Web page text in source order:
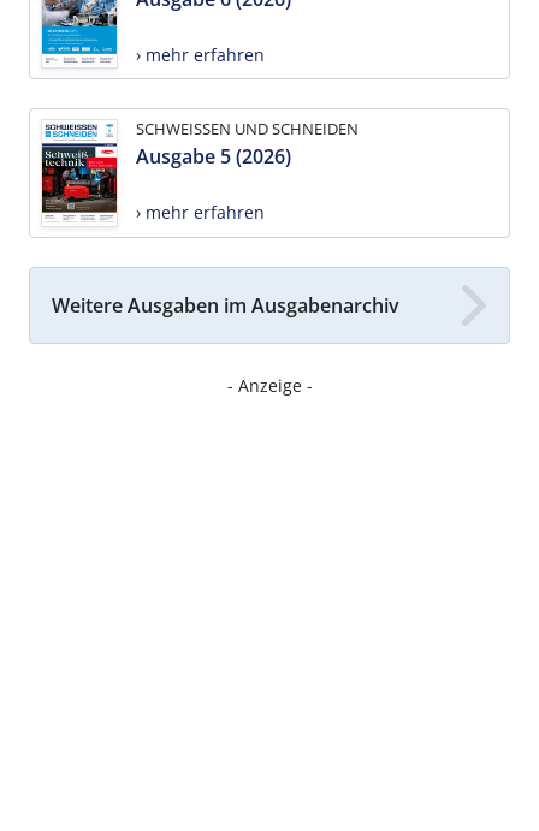
› mehr erfahren
SCHWEISSEN UND SCHNEIDEN
Ausgabe 5 (2026)
› mehr erfahren
Weitere Ausgaben im Ausgabenarchiv
- Anzeige -